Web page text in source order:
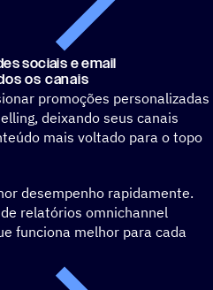
sociais e email
os canais
promoções personalizadas
deixando seus canais
mais voltado para o topo
desempenho rapidamente.
relatórios omnichannel
funciona melhor para cada